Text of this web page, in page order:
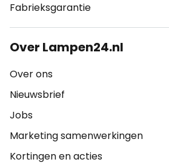
Fabrieksgarantie
Over Lampen24.nl
Over ons
Nieuwsbrief
Jobs
Marketing samenwerkingen
Kortingen en acties